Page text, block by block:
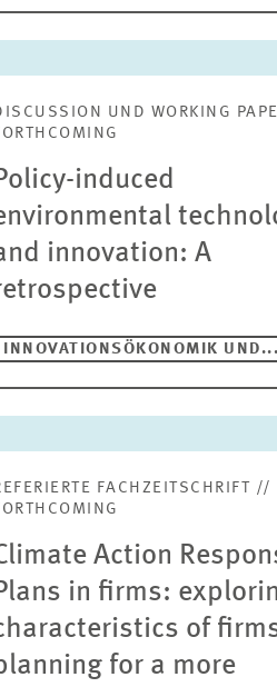
UND
STABSSTELLE
INTERNATIONALES UND
ZENTRALE
UND WORKING
induced
innovation: A
INNOVATIONSÖKONOMIK UND...
FACHZEITSCHRIFT //
Action
in firms:
of
for a more